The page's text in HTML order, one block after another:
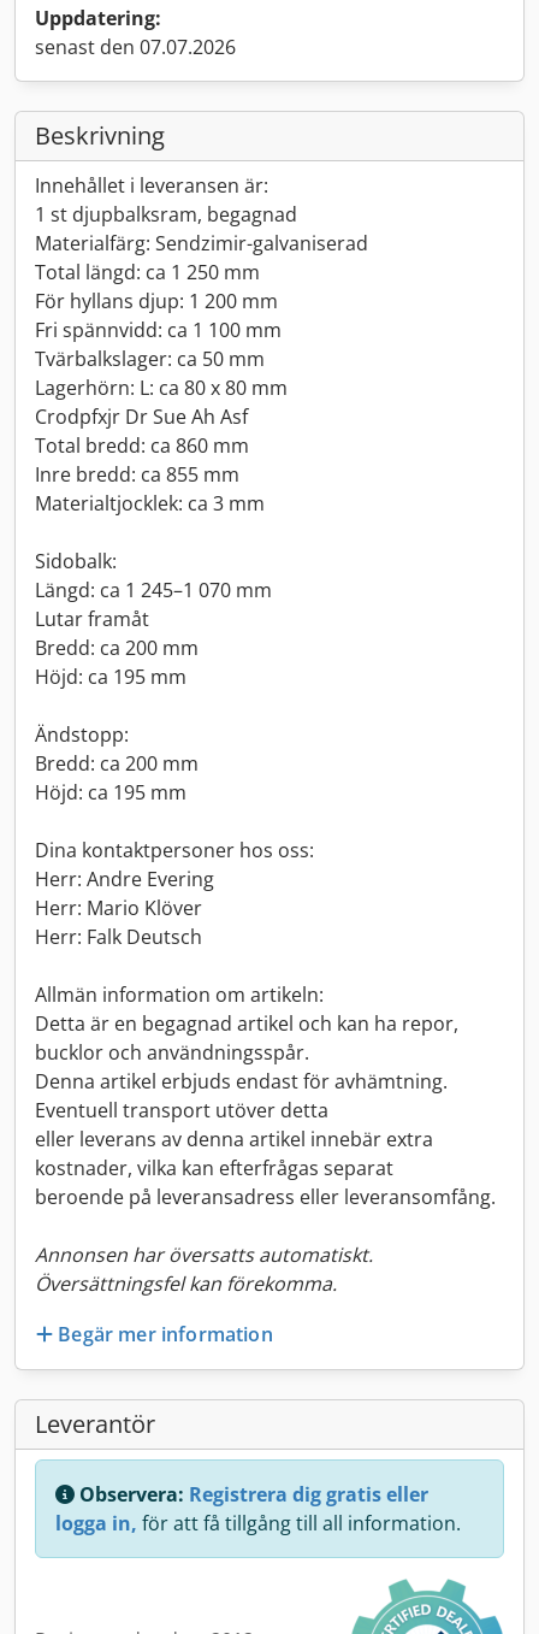
Uppdatering:
senast den 07.07.2026
Beskrivning
Innehållet i leveransen är:
1 st djupbalksram, begagnad
Materialfärg: Sendzimir-galvaniserad
Total längd: ca 1 250 mm
För hyllans djup: 1 200 mm
Fri spännvidd: ca 1 100 mm
Tvärbalkslager: ca 50 mm
Lagerhörn: L: ca 80 x 80 mm
Crodpfxjr Dr Sue Ah Asf
Total bredd: ca 860 mm
Inre bredd: ca 855 mm
Materialtjocklek: ca 3 mm
Sidobalk:
Längd: ca 1 245–1 070 mm
Lutar framåt
Bredd: ca 200 mm
Höjd: ca 195 mm
Ändstopp:
Bredd: ca 200 mm
Höjd: ca 195 mm
Dina kontaktpersoner hos oss:
Herr: Andre Evering
Herr: Mario Klöver
Herr: Falk Deutsch
Allmän information om artikeln:
Detta är en begagnad artikel och kan ha repor,
bucklor och användningsspår.
Denna artikel erbjuds endast för avhämtning.
Eventuell transport utöver detta
eller leverans av denna artikel innebär extra
kostnader, vilka kan efterfrågas separat
beroende på leveransadress eller leveransomfång.
Annonsen har översatts automatiskt.
Översättningsfel kan förekomma.
Begär mer information
Leverantör
Observera: Registrera dig gratis eller
logga in, för att få tillgång till all information.